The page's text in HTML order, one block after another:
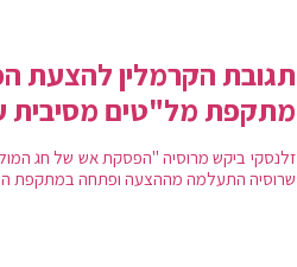
תגובת הקרמלין להצעת
מתקפת מל"טים מסיבית
זלנסקי ביקש מרוסיה "הפסקת אש של חג
שרוסיה התעלמה מההצעה ופתחה במתקפת